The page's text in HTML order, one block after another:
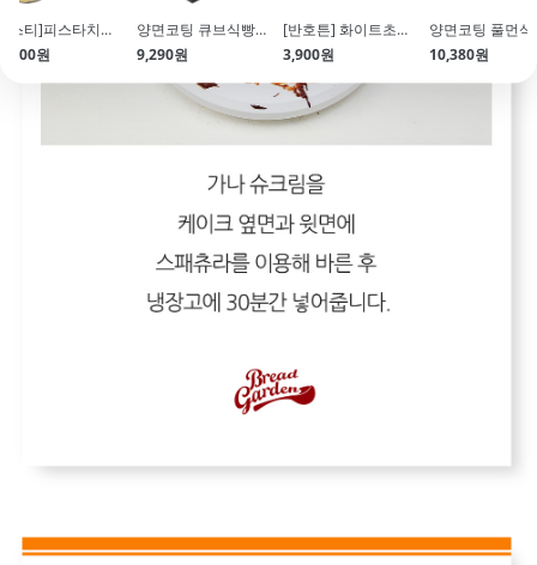
[피스티]피스타치오 스프레드 (200g\/카카오버터 함유)
원
양면코팅 큐브식빵틀 (풀먼식빵 뚜껑포함 9.5x9.5cm)
9,290원
[반호튼] 화이트초콜릿(200g\/코팅용)
3,900원
10,380원